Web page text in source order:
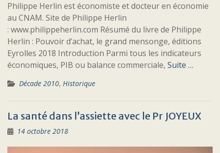
Philippe Herlin est économiste et docteur en économie
au CNAM. Site de Philippe Herlin
: www.philippeherlin.com Résumé du livre de Philippe
Herlin : Pouvoir d’achat, le grand mensonge, éditions
Eyrolles 2018 Introduction Parmi tous les indicateurs
économiques, PIB ou balance commerciale, Suite …
Décade 2010, Historique
La santé dans l’assiette avec le Pr JOYEUX
14 octobre 2018